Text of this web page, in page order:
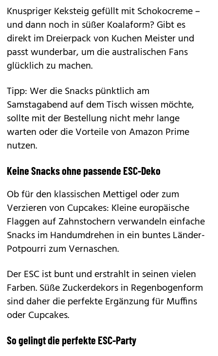
Knuspriger Keksteig gefüllt mit Schokocreme –
und dann noch in süßer Koalaform? Gibt es
direkt im Dreierpack von Kuchen Meister und
passt wunderbar, um die australischen Fans
glücklich zu machen.
Tipp: Wer die Snacks pünktlich am
Samstagabend auf dem Tisch wissen möchte,
sollte mit der Bestellung nicht mehr lange
warten oder die Vorteile von Amazon Prime
nutzen.
Keine Snacks ohne passende ESC-Deko
Ob für den klassischen Mettigel oder zum
Verzieren von Cupcakes: Kleine europäische
Flaggen auf Zahnstochern verwandeln einfache
Snacks im Handumdrehen in ein buntes Länder-
Potpourri zum Vernaschen.
Der ESC ist bunt und erstrahlt in seinen vielen
Farben. Süße Zuckerdekors in Regenbogenform
sind daher die perfekte Ergänzung für Muffins
oder Cupcakes.
So gelingt die perfekte ESC-Party